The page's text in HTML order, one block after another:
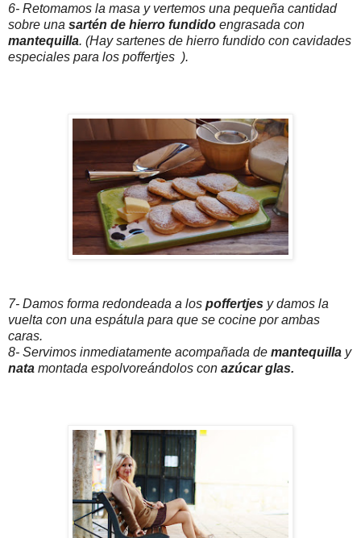
6- Retomamos la masa y vertemos una pequeña cantidad
sobre una sartén de hierro fundido engrasada con
mantequilla. (Hay sartenes de hierro fundido con cavidades
especiales para los poffertjes ).
7- Damos forma redondeada a los poffertjes y damos la
vuelta con una espátula para que se cocine por ambas
caras.
8- Servimos inmediatamente acompañada de mantequilla y
nata montada espolvoreándolos con azúcar glas.